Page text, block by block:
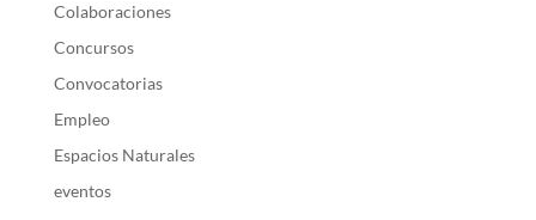
Colaboraciones
Concursos
Convocatorias
Empleo
Espacios Naturales
eventos